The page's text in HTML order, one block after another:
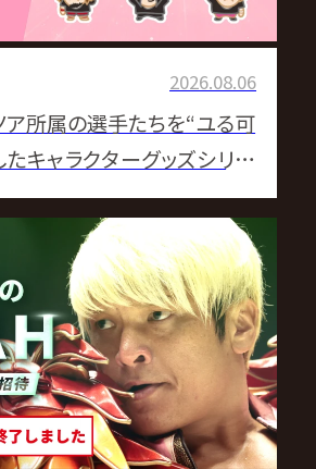
2026.08.06
ア所属の選手たちを“ユる可
たキャラクターグッズシリー
LINE絵文字第2弾が登場！